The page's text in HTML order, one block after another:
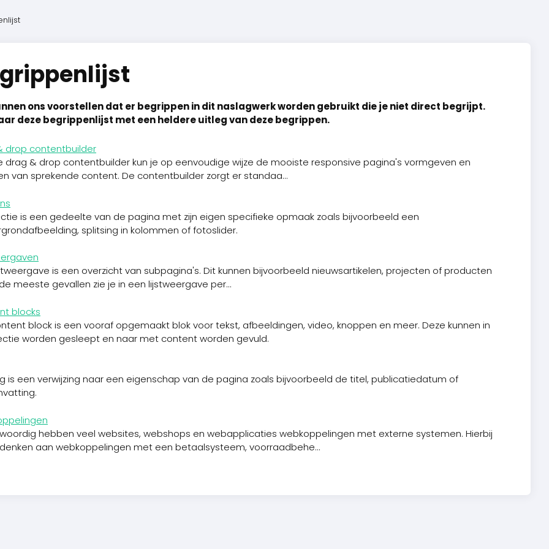
ons voorstellen dat er begrippen in dit naslagwerk worden gebruikt die je niet direct begrijpt.
deze begrippenlijst met een heldere uitleg van deze begrippen.
drop contentbuilder
drag & drop contentbuilder kun je op eenvoudige wijze de mooiste responsive pagina's vormgeven en
van sprekende content. De contentbuilder zorgt er standaa...
is een gedeelte van de pagina met zijn eigen specifieke opmaak zoals bijvoorbeeld een
splitsing in kolommen of fotoslider.
is een overzicht van subpagina's. Dit kunnen bijvoorbeeld nieuwsartikelen, projecten of producten
de meeste gevallen zie je in een lijstweergave per...
blocks
block is een vooraf opgemaakt blok voor tekst, afbeeldingen, video, knoppen en meer. Deze kunnen in
worden gesleept en naar met content worden gevuld.
is een verwijzing naar een eigenschap van de pagina zoals bijvoorbeeld de titel, publicatiedatum of
hebben veel websites, webshops en webapplicaties webkoppelingen met externe systemen. Hierbij
aan webkoppelingen met een betaalsysteem, voorraadbehe...